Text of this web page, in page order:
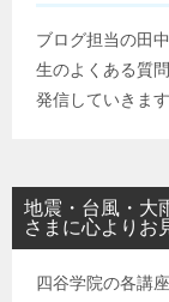
ブログ担当の田
生のよくある質
発信していきます
地震・台風・大
さまに心よりお
四谷学院の各講